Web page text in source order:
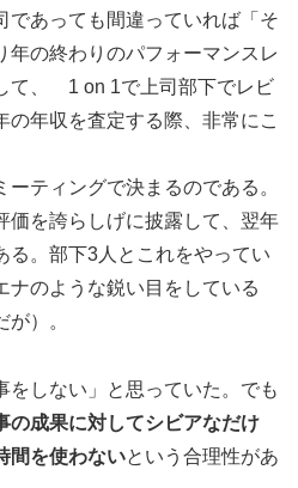
であっても間違っていれば「そ
年の終わりのパフォーマンスレ
て、 1 on 1で上司部下でレビ
の年収を査定する際、非常にこ
ティングで決まるのである。
価を誇らしげに披露して、翌年
る。部下3人とこれをやってい
ナのような鋭い目をしている
が）。
をしない」と思っていた。でも
の成果に対してシビアなだけ
間を使わないという合理性があ